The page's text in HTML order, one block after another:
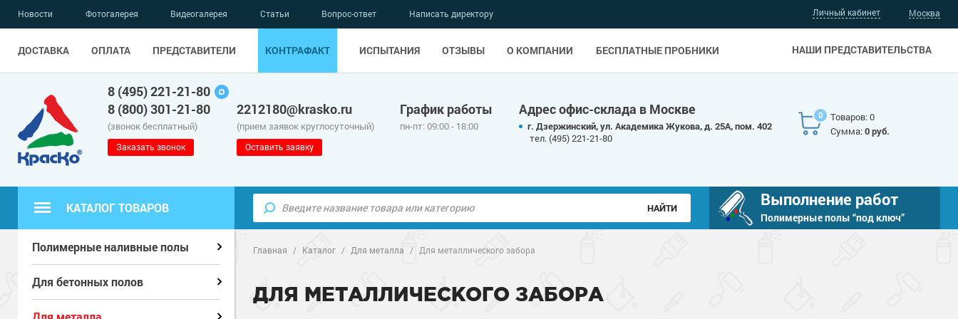
Личный кабинет
НАШИ ПРЕДСТАВИТЕЛЬСТВА
Новости Фотогалерея Видеогалерея Статьи Вопрос-ответ Написать директору
ДОСТАВКА ОПЛАТА ПРЕДСТАВИТЕЛИ КОНТРАФАКТ ИСПЫТАНИЯ ОТЗЫВЫ О КОМПАНИИ БЕСПЛАТНЫЕ ПРОБНИКИ
Москва
8 (495) 221-21-80
8 (800) 301-21-80
(звонок бесплатный)
Заказать звонок
2212180@krasko.ru
(прием заявок круглосуточный)
Оставить заявку
График работы
пн-пт: 09:00 - 18:00
Адрес офис-склада в Москве
г. Дзержинский, ул. Академика Жукова, д. 25А, пом. 402
тел. (495) 221-21-80
0
Товаров: 0
Сумма:0 руб.
КАТАЛОГ ТОВАРОВ Выполнение работ
Полимерные полы “под ключ”
Полимерные наливные полы Полиуретановые полы
Для бетонных полов
Главная / Каталог / Для металла / Для металлического забора
ДЛЯ МЕТАЛЛИЧЕСКОГО ЗАБОРА
Полимерные наливные полы Полиуретановые полы
Для бетонных полов